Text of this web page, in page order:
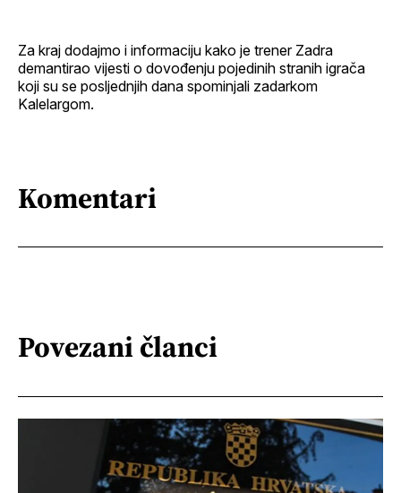
Za kraj dodajmo i informaciju kako je trener Zadra
demantirao vijesti o dovođenju pojedinih stranih igrača
koji su se posljednjih dana spominjali zadarkom
Kalelargom.
Komentari
Povezani članci